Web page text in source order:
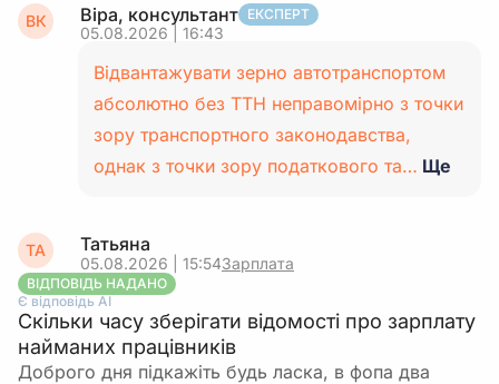
ВК Віра, консультант ЕКСПЕРТ
05.08.2026 | 16:43
Відвантажувати зерно автотранспортом
абсолютно без ТТН неправомірно з точки
зору транспортного законодавства,
однак з точки зору податкового та… Ще
ТА Татьяна
05.08.2026 | 15:54Зарплата
ВІДПОВІДЬ НАДАНО
Є відповідь АІ
Скільки часу зберігати відомості про зарплату
найманих працівників
Доброго дня підкажіть будь ласка, в фопа два